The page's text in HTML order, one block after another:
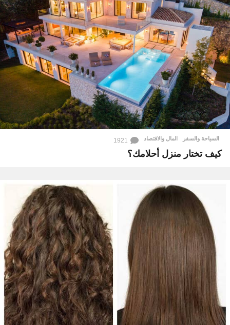
السياحة والسفر ,
المال والاقتصاد 1921
كيف تختار منزل أحلامك؟